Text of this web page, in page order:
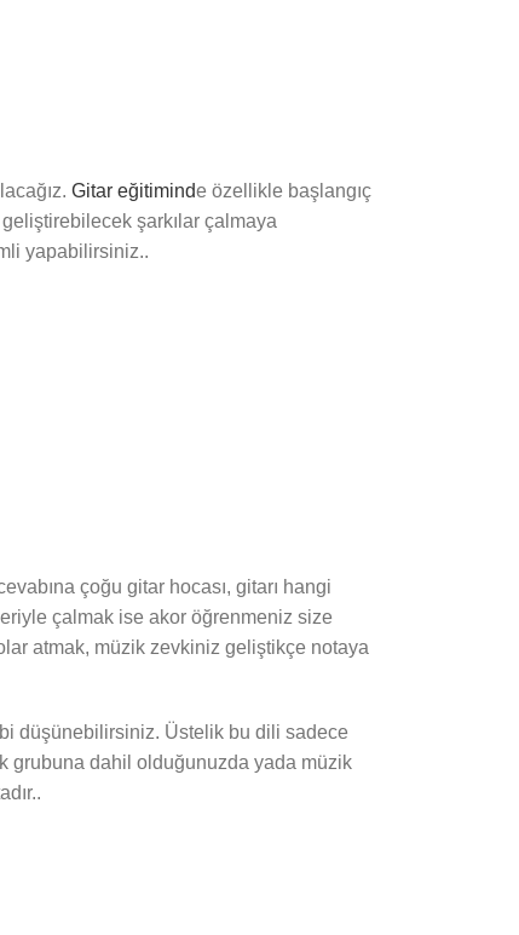
Gitar eğitiminde özellikle başlangıç
şarkılar çalmaya
yapabilirsiniz..
çoğu gitar hocası, gitarı hangi
çalmak ise akor öğrenmeniz size
atmak, müzik zevkiniz geliştikçe notaya
düşünebilirsiniz. Üstelik bu dili sadece
grubuna dahil olduğunuzda yada müzik